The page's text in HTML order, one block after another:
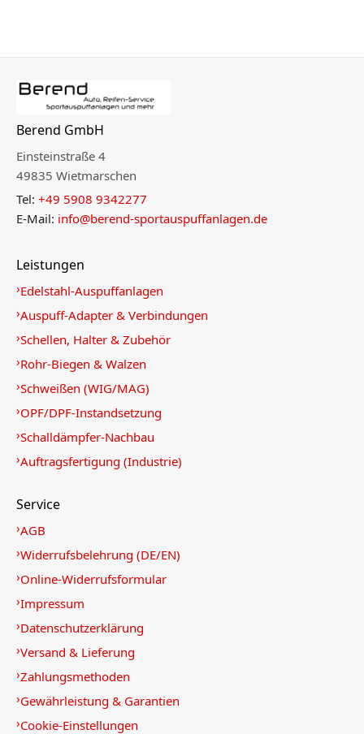
Berend GmbH
Einsteinstraße 4
49835 Wietmarschen
Tel: +49 5908 9342277
E-Mail: info@berend-sportauspuffanlagen.de
Leistungen
Edelstahl-Auspuffanlagen
Auspuff-Adapter & Verbindungen
Schellen, Halter & Zubehör
Rohr-Biegen & Walzen
Schweißen (WIG/MAG)
OPF/DPF-Instandsetzung
Schalldämpfer-Nachbau
Auftragsfertigung (Industrie)
Service
AGB
Widerrufsbelehrung (DE/EN)
Online-Widerrufsformular
Impressum
Datenschutzerklärung
Versand & Lieferung
Zahlungsmethoden
Gewährleistung & Garantien
Cookie-Einstellungen